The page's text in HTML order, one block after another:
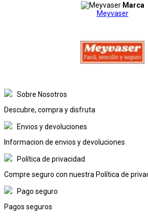
Marca
Meyvaser
Sobre Nosotros
Descubre, compra y disfruta
Envios y devoluciones
Informacion de envios y devoluciones
Política de privacidad
Compre seguro con nuestra Política de
Pago seguro
Pagos seguros